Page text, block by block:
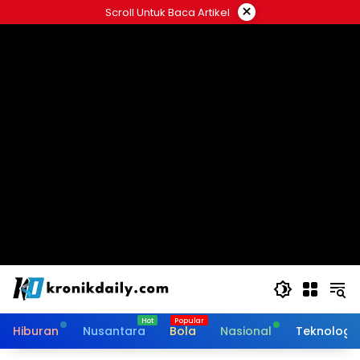
ke
Scroll Untuk Baca Artikel ×
Hiburan Nusantara Bola Nasional Teknologi